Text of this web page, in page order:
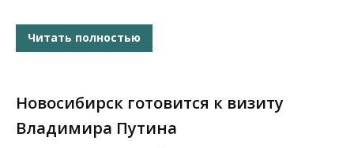
Читать полностью
Новосибирск готовится к визиту
Владимира Путина